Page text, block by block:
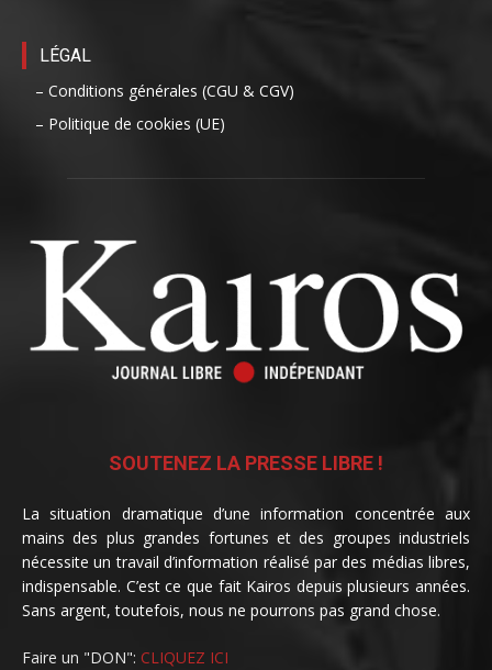
LÉGAL
– Conditions générales (CGU & CGV)
– Politique de cookies (UE)
SOUTENEZ LA PRESSE LIBRE !
La situation dramatique d’une information concentrée aux
mains des plus grandes fortunes et des groupes industriels
nécessite un travail d’information réalisé par des médias libres,
indispensable. C’est ce que fait Kairos depuis plusieurs années.
Sans argent, toutefois, nous ne pourrons pas grand chose.
Faire un "DON": CLIQUEZ ICI